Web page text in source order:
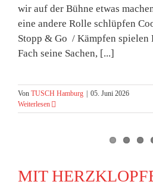
wir auf der Bühne etwas
eine andere Rolle schlüpfen
Stopp & Go / Kämpfen spielen
Fach seine Sachen, [...]
Von TUSCH Hamburg
05. Juni 2026
Weiterlesen
MIT